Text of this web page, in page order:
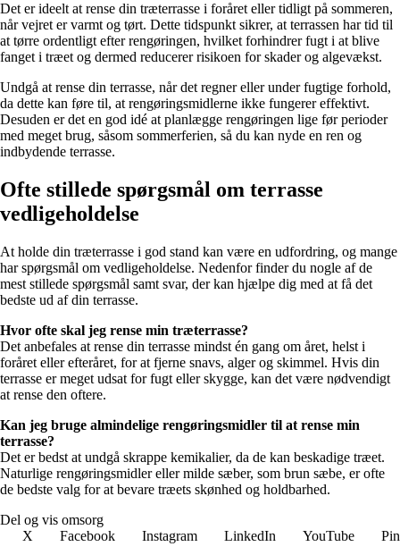
Det er ideelt at rense din træterrasse i foråret eller tidligt på sommeren,
når vejret er varmt og tørt. Dette tidspunkt sikrer, at terrassen har tid til
at tørre ordentligt efter rengøringen, hvilket forhindrer fugt i at blive
fanget i træet og dermed reducerer risikoen for skader og algevækst.
Undgå at rense din terrasse, når det regner eller under fugtige forhold,
da dette kan føre til, at rengøringsmidlerne ikke fungerer effektivt.
Desuden er det en god idé at planlægge rengøringen lige før perioder
med meget brug, såsom sommerferien, så du kan nyde en ren og
indbydende terrasse.
Ofte stillede spørgsmål om terrasse
vedligeholdelse
At holde din træterrasse i god stand kan være en udfordring, og mange
har spørgsmål om vedligeholdelse. Nedenfor finder du nogle af de
mest stillede spørgsmål samt svar, der kan hjælpe dig med at få det
bedste ud af din terrasse.
Hvor ofte skal jeg rense min træterrasse?
Det anbefales at rense din terrasse mindst én gang om året, helst i
foråret eller efteråret, for at fjerne snavs, alger og skimmel. Hvis din
terrasse er meget udsat for fugt eller skygge, kan det være nødvendigt
at rense den oftere.
Kan jeg bruge almindelige rengøringsmidler til at rense min
terrasse?
Det er bedst at undgå skrappe kemikalier, da de kan beskadige træet.
Naturlige rengøringsmidler eller milde sæber, som brun sæbe, er ofte
de bedste valg for at bevare træets skønhed og holdbarhed.
Del og vis omsorg
X
Facebook Instagram LinkedIn YouTube